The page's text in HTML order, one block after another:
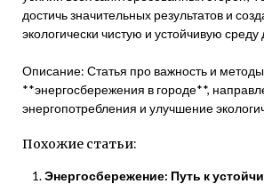
достичь значительных результатов и
экологически чистую и устойчивую среду
Описание: Статья про важность и методы
**энергосбережения в городе**,
энергопотребления и улучшение
Похожие статьи:
Энергосбережение: Путь к